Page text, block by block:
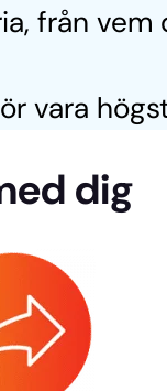
från vem
vara
dig